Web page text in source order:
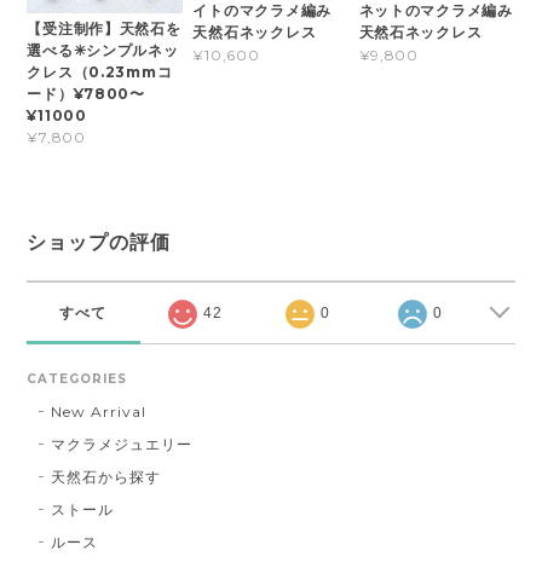
【受注制作】天然石を
選べる✳︎シンプルネッ
クレス（0.23mmコ
ード）¥7800〜
¥11000
¥7,800
イトのマクラメ編み
天然石ネックレス
¥10,600
ネットのマクラメ編み
天然石ネックレス
¥9,800
ショップの評価
すべて 42 0 0
CATEGORIES
New Arrival
マクラメジュエリー
天然石から探す
ストール
ルース